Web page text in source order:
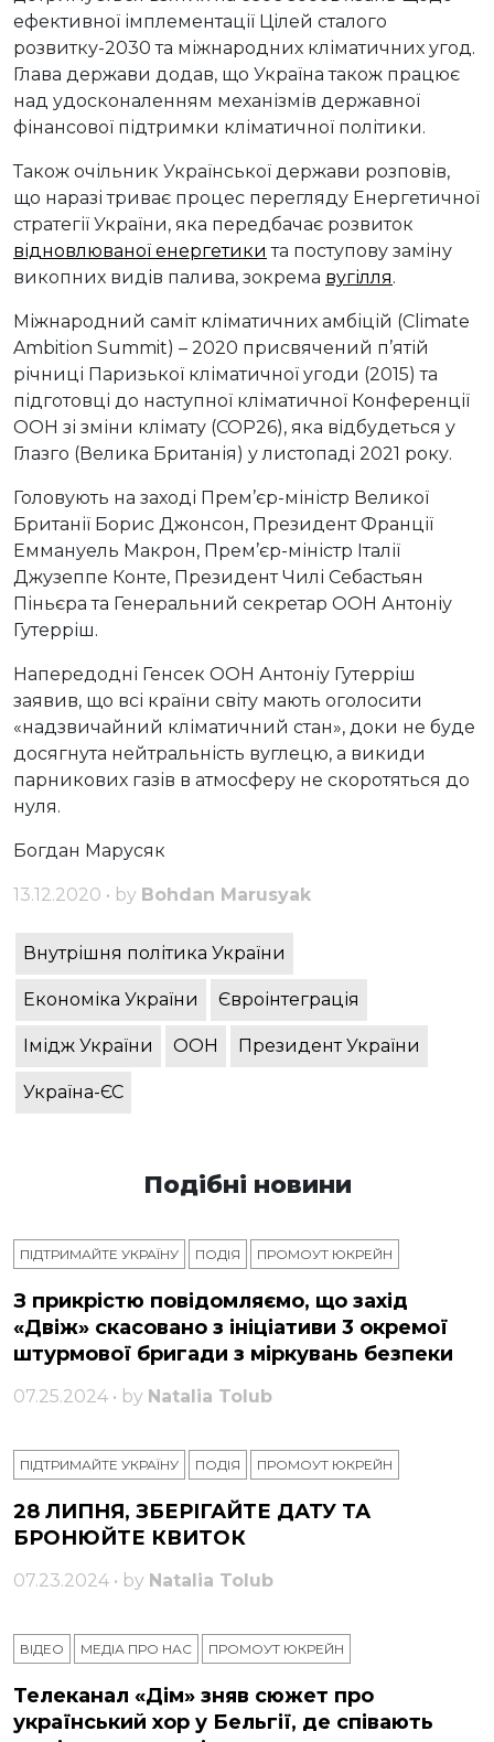
ефективної імплементації Цілей сталого
розвитку-2030 та міжнародних кліматичних угод.
Глава держави додав, що Україна також працює
над удосконаленням механізмів державної
фінансової підтримки кліматичної політики.
Також очільник Української держави розповів,
що наразі триває процес перегляду Енергетичної
стратегії України, яка передбачає розвиток
відновлюваної енергетики та поступову заміну
викопних видів палива, зокрема вугілля.
Міжнародний саміт кліматичних амбіцій (Climate
Ambition Summit) – 2020 присвячений п’ятій
річниці Паризької кліматичної угоди (2015) та
підготовці до наступної кліматичної Конференції
ООН зі зміни клімату (СОР26), яка відбудеться у
Глазго (Велика Британія) у листопаді 2021 року.
Головують на заході Прем’єр-міністр Великої
Британії Борис Джонсон, Президент Франції
Еммануель Макрон, Прем’єр-міністр Італії
Джузеппе Конте, Президент Чилі Себастьян
Піньєра та Генеральний секретар ООН Антоніу
Гутерріш.
Напередодні Генсек ООН Антоніу Гутерріш
заявив, що всі країни світу мають оголосити
«надзвичайний кліматичний стан», доки не буде
досягнута нейтральність вуглецю, а викиди
парникових газів в атмосферу не скоротяться до
нуля.
Богдан Марусяк
13.12.2020 • by Bohdan Marusyak
Внутрішня політика України
Економіка України Євроінтеграція
Імідж України ООН Президент України
Україна-ЄС
Подібні новини
ПІДТРИМАЙТЕ УКРАЇНУ ПОДІЯ ПРОМОУТ ЮКРЕЙН
З прикрістю повідомляємо, що захід
«Двіж» скасовано з ініціативи 3 окремої
штурмової бригади з міркувань безпеки
07.25.2024 • by Natalia Tolub
ПІДТРИМАЙТЕ УКРАЇНУ ПОДІЯ ПРОМОУТ ЮКРЕЙН
28 ЛИПНЯ, ЗБЕРІГАЙТЕ ДАТУ ТА
БРОНЮЙТЕ КВИТОК
07.23.2024 • by Natalia Tolub
ВІДЕО МЕДІА ПРО НАС ПРОМОУТ ЮКРЕЙН
Телеканал «Дім» зняв сюжет про
український хор у Бельгії, де співають